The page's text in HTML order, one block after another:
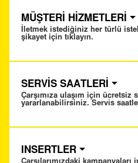
MÜŞTERİ HİZMETLERİ
İletmek istediğiniz her türlü
şikayet için tıklayın.
SERVİS SAATLERİ
Çarşımıza ulaşım için ücretsiz
yararlanabilirsiniz. Servis
INSERTLER